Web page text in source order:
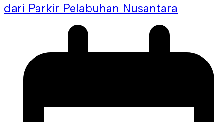
dari Parkir Pelabuhan Nusantara